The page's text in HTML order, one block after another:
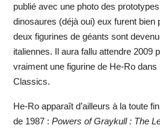
publié avec une photo des
dinosaures (déjà oui) eux furent bien
deux figurines de géants sont
italiennes. Il aura fallu attendre 2009
vraiment une figurine de He-Ro
Classics.
He-Ro apparaît d’ailleurs à la toute
de 1987 : Powers of Graykull : The